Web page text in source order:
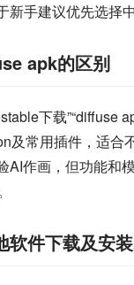
新手建议优先选择
apk的区别
下载”“diffuse
及常用插件，适合
AI作画，但功能和
件下载及安